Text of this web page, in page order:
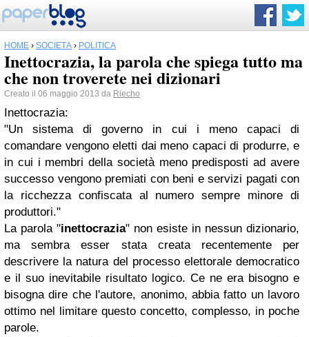
HOME › SOCIETÀ › POLITICA
Inettocrazia, la parola che spiega tutto ma
che non troverete nei dizionari
Creato il 06 maggio 2013 da Riecho
Inettocrazia:
"Un sistema di governo in cui i meno capaci di
comandare vengono eletti dai meno capaci di produrre, e
in cui i membri della società meno predisposti ad avere
successo vengono premiati con beni e servizi pagati con
la ricchezza confiscata al numero sempre minore di
produttori."
La parola "inettocrazia" non esiste in nessun dizionario,
ma sembra esser stata creata recentemente per
descrivere la natura del processo elettorale democratico
e il suo inevitabile risultato logico. Ce ne era bisogno e
bisogna dire che l'autore, anonimo, abbia fatto un lavoro
ottimo nel limitare questo concetto, complesso, in poche
parole.